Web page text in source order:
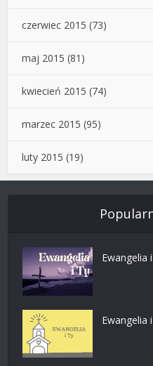
czerwiec 2015 (73)
maj 2015 (81)
kwiecień 2015 (74)
marzec 2015 (95)
luty 2015 (19)
Ewangelia
Ewangelia